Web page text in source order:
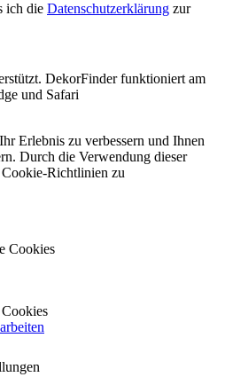
ich die Datenschutzerklärung zur
DekorFinder funktioniert am
und Safari
Erlebnis zu verbessern und Ihnen
Durch die Verwendung dieser
Cookie-Richtlinien zu
Cookies
Cookies